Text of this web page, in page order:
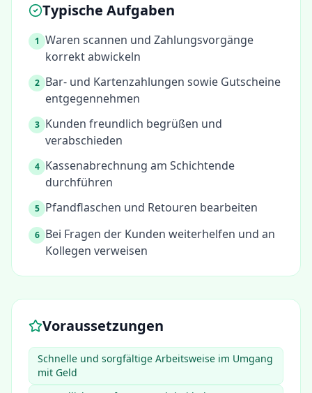
Typische Aufgaben
1 Waren scannen und Zahlungsvorgänge
korrekt abwickeln
2 Bar- und Kartenzahlungen sowie Gutscheine
entgegennehmen
3 Kunden freundlich begrüßen und
verabschieden
4 Kassenabrechnung am Schichtende
durchführen
5 Pfandflaschen und Retouren bearbeiten
6 Bei Fragen der Kunden weiterhelfen und an
Kollegen verweisen
Voraussetzungen
Schnelle und sorgfältige Arbeitsweise im Umgang
mit Geld